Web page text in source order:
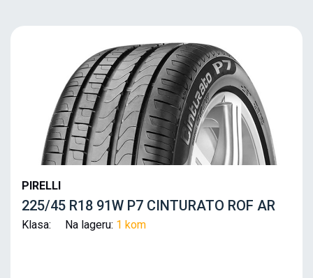
PIRELLI
225/45 R18 91W P7 CINTURATO ROF AR
Klasa: Na lageru: 1 kom